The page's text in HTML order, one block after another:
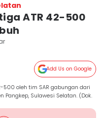
ATR 42-500
Add Us on Google
500 oleh tim SAR gabungan dari
Pangkep, Sulawesi Selatan. (Dok.